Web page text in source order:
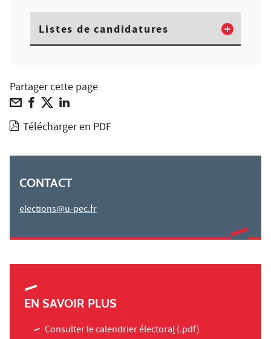
Listes de candidatures
Partager cette page
Télécharger en PDF
CONTACT
elections@u-pec.fr
EN SAVOIR PLUS
Consulter le calendrier électoral(.pdf)